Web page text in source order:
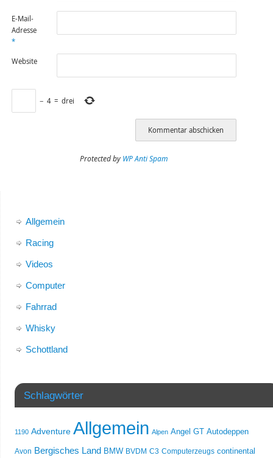
E-Mail-
Adresse
*
Website
− 4 = drei
Protected by WP Anti Spam
Allgemein
Racing
Videos
Computer
Fahrrad
Whisky
Schottland
Schlagwörter
1190 Adventure Allgemein Alpen Angel GT Autodeppen
Avon Bergisches Land BMW BVDM C3 Computerzeugs continental